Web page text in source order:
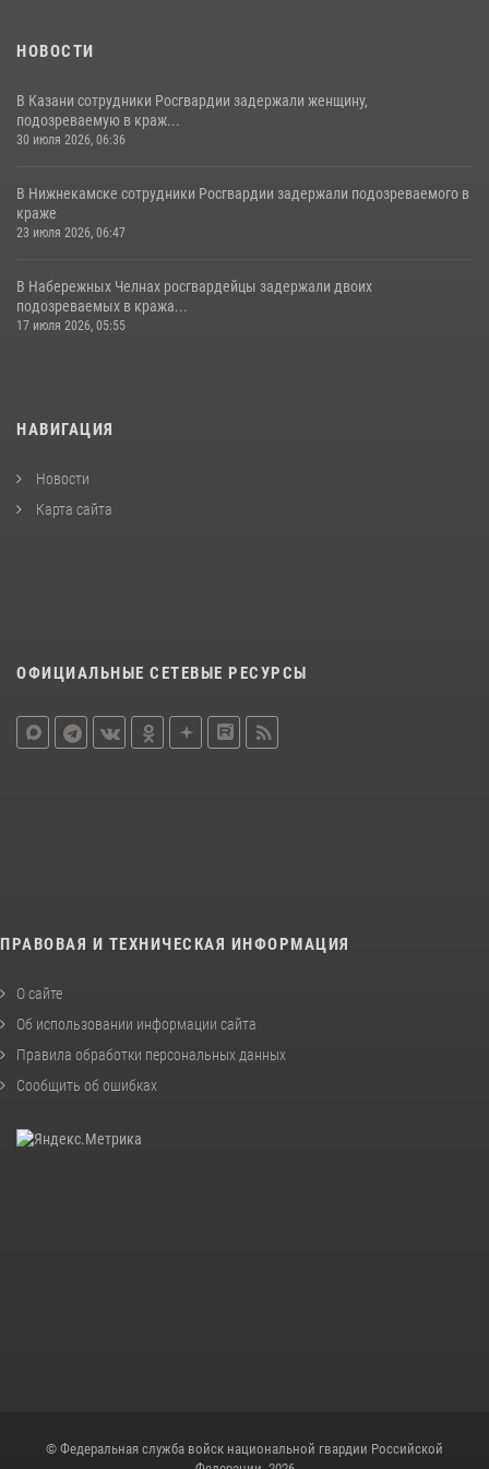
НОВОСТИ
В Казани сотрудники Росгвардии задержали женщину,
подозреваемую в краж...
30 июля 2026, 06:36
В Нижнекамске сотрудники Росгвардии задержали подозреваемого в
краже
23 июля 2026, 06:47
В Набережных Челнах росгвардейцы задержали двоих
подозреваемых в кража...
17 июля 2026, 05:55
НАВИГАЦИЯ
Новости
Карта сайта
ОФИЦИАЛЬНЫЕ СЕТЕВЫЕ РЕСУРСЫ
ПРАВОВАЯ И ТЕХНИЧЕСКАЯ ИНФОРМАЦИЯ
О сайте
Об использовании информации сайта
Правила обработки персональных данных
Сообщить об ошибках
© Федеральная служба войск национальной гвардии Российской